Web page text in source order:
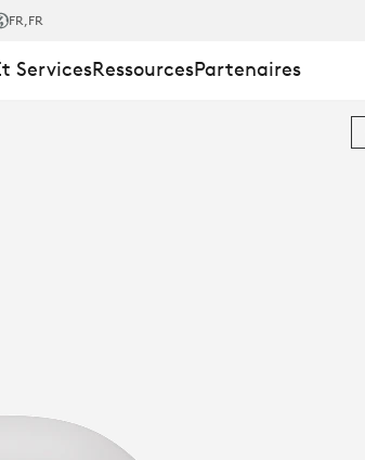
FR,FR
ServicesRessourcesPartenaires